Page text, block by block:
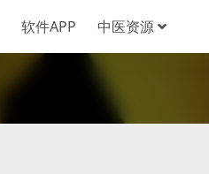
软件APP 中医资源